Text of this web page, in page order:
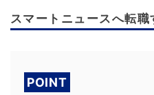
スマートニュースへ転職
POINT